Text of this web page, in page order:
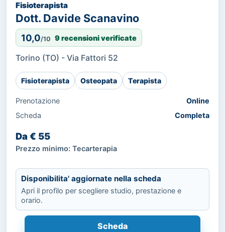
Fisioterapista
Dott. Davide Scanavino
10,0/10 9 recensioni verificate
Torino (TO) - Via Fattori 52
Fisioterapista Osteopata Terapista
Prenotazione
Online
Scheda
Completa
Da € 55
Prezzo minimo: Tecarterapia
Disponibilita' aggiornate nella scheda
Apri il profilo per scegliere studio, prestazione e
orario.
Scheda